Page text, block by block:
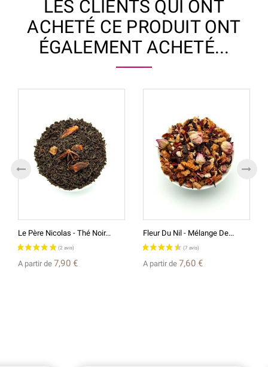
LES CLIENTS QUI ONT
ACHETÉ CE PRODUIT ONT
ÉGALEMENT ACHETÉ...
Le Père Nicolas - Thé Noir...
A partir de 7,90 €
Fleur Du Nil - Mélange De...
A partir de 7,60 €